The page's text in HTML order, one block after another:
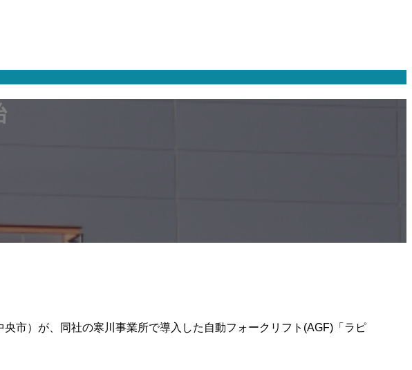
市）が、同社の寒川事業所で導入した自動フォークリフト(AGF)「ラピ